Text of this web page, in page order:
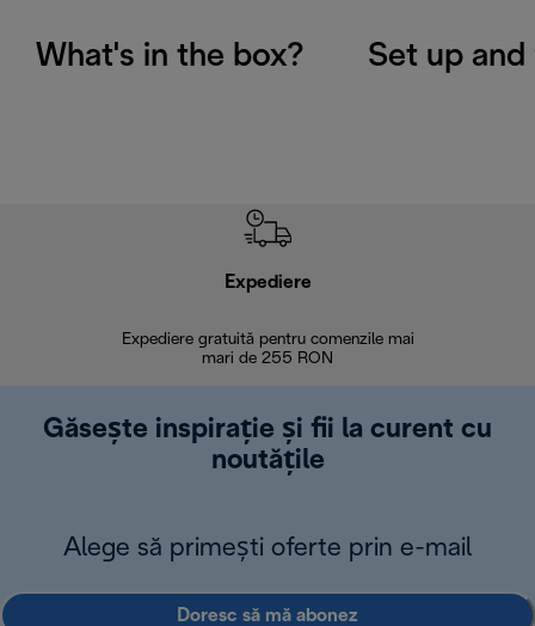
What's in the box? Set up
Expediere
Expediere gratuită pentru comenzile mai
mari de 255 RON
Găsește inspirație și fii la curent cu
noutățile
Alege să primești oferte prin e-mail
Doresc să mă abonez